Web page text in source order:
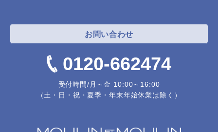
お問い合わせ
0120-662474
受付時間/月～金 10:00～16:00
（土・日・祝・夏季・年末年始休業は除く）